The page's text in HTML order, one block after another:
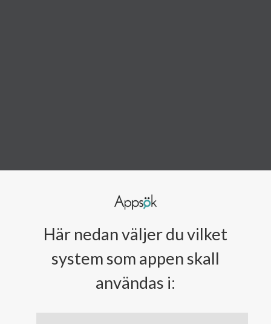
Här nedan väljer du vilket
system som appen skall
användas i: